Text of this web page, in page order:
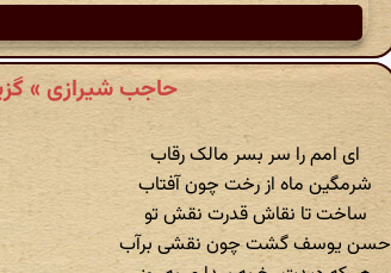
حاجب شیرازی »
ای امم را سر بسر مالک رقاب
شرمگین ماه از رخت چون آفتاب
ساخت تا نقاش قدرت نقش تو
حسن یوسف گشت چون نقشی برآب